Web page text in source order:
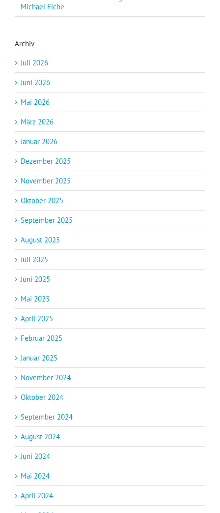
Michael Eiche
Archiv
Juli 2026
Juni 2026
Mai 2026
März 2026
Januar 2026
Dezember 2025
November 2025
Oktober 2025
September 2025
August 2025
Juli 2025
Juni 2025
Mai 2025
April 2025
Februar 2025
Januar 2025
November 2024
Oktober 2024
September 2024
August 2024
Juni 2024
Mai 2024
April 2024